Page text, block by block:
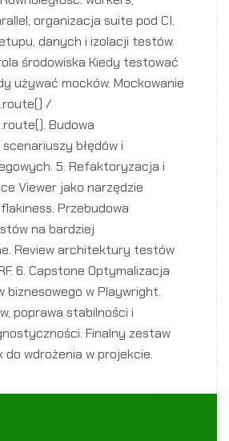
organizacja suite pod CI.
danych i izolacji testów.
środowiska Kiedy testować
używać mocków. Mockowanie
/
Budowa
błędów i
5. Refaktoryzacja i
Viewer jako narzędzie
Przebudowa
na bardziej
Review architektury testów
6. Capstone Optymalizacja
biznesowego w Playwright.
poprawa stabilności i
Finalny zestaw
wdrożenia w projekcie.